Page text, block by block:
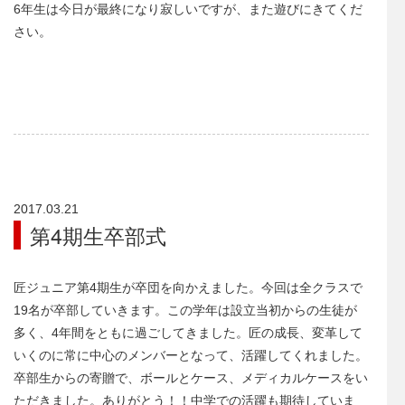
6年生は今日が最終になり寂しいですが、また遊びにきてくだ
さい。
2017.03.21
第4期生卒部式
匠ジュニア第4期生が卒団を向かえました。今回は全クラスで
19名が卒部していきます。この学年は設立当初からの生徒が
多く、4年間をともに過ごしてきました。匠の成長、変革して
いくのに常に中心のメンバーとなって、活躍してくれました。
卒部生からの寄贈で、ボールとケース、メディカルケースをい
ただきました。ありがとう！！中学での活躍も期待していま